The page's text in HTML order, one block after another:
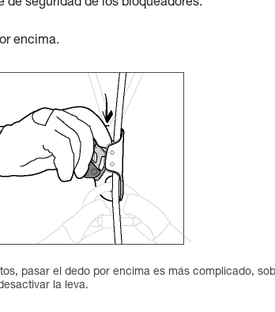
seguridad de los bloqueadores.
encima.
pasar el dedo por encima es más complicado,
la leva.